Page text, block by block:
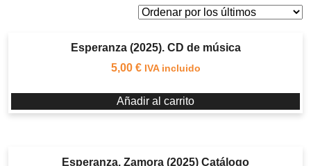
Esperanza (2025). CD de música
5,00 € IVA incluido
Añadir al carrito
Esperanza. Zamora (2025) Catálogo